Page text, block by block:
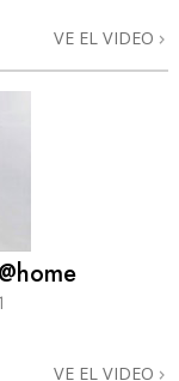
VE EL VIDEO
VE EL VIDEO